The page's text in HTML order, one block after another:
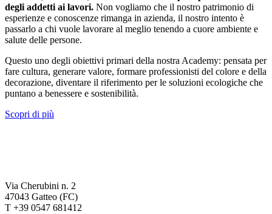
degli addetti ai lavori. Non vogliamo che il nostro patrimonio di
esperienze e conoscenze rimanga in azienda, il nostro intento è
passarlo a chi vuole lavorare al meglio tenendo a cuore ambiente e
salute delle persone.
Questo uno degli obiettivi primari della nostra Academy: pensata per
fare cultura, generare valore, formare professionisti del colore e della
decorazione, diventare il riferimento per le soluzioni ecologiche che
puntano a benessere e sostenibilità.
Scopri di più
Via Cherubini n. 2
47043 Gatteo (FC)
T +39 0547 681412